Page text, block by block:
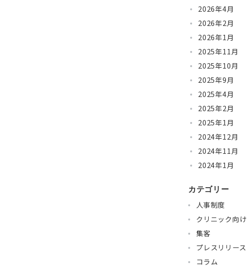
2026年4月
2026年2月
2026年1月
2025年11月
2025年10月
2025年9月
2025年4月
2025年2月
2025年1月
2024年12月
2024年11月
2024年1月
カテゴリー
人事制度
クリニック向け
集客
プレスリリース
コラム